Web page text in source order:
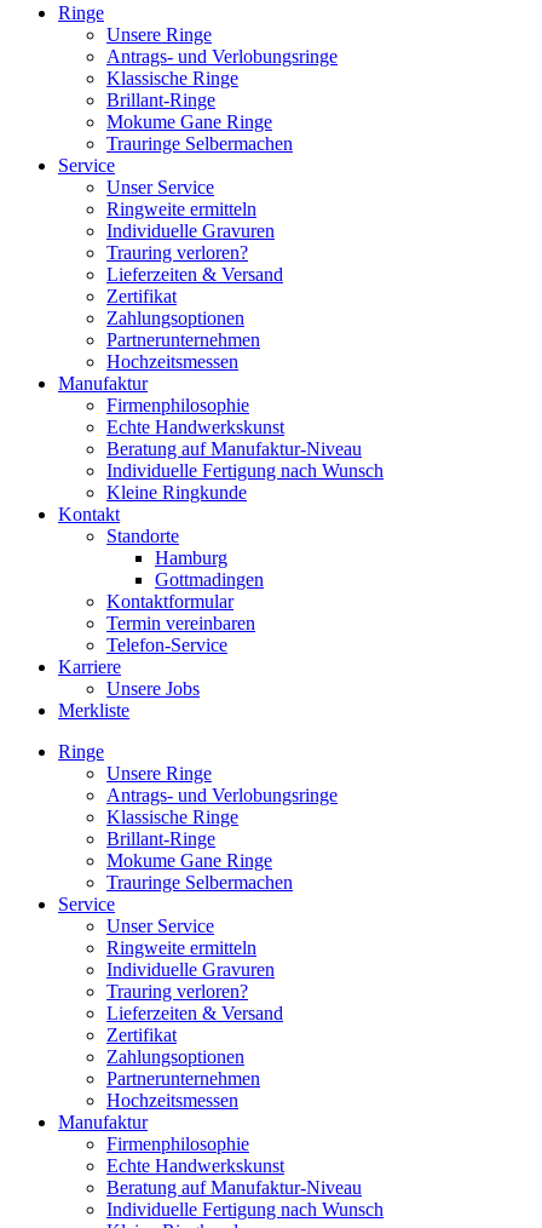
Ringe
Unsere Ringe
Antrags- und Verlobungsringe
Klassische Ringe
Brillant-Ringe
Mokume Gane Ringe
Trauringe Selbermachen
Service
Unser Service
Ringweite ermitteln
Individuelle Gravuren
Trauring verloren?
Lieferzeiten & Versand
Zertifikat
Zahlungsoptionen
Partnerunternehmen
Hochzeitsmessen
Manufaktur
Firmenphilosophie
Echte Handwerkskunst
Beratung auf Manufaktur-Niveau
Individuelle Fertigung nach Wunsch
Kleine Ringkunde
Kontakt
Standorte
Hamburg
Gottmadingen
Kontaktformular
Termin vereinbaren
Telefon-Service
Karriere
Unsere Jobs
Merkliste
Ringe
Unsere Ringe
Antrags- und Verlobungsringe
Klassische Ringe
Brillant-Ringe
Mokume Gane Ringe
Trauringe Selbermachen
Service
Unser Service
Ringweite ermitteln
Individuelle Gravuren
Trauring verloren?
Lieferzeiten & Versand
Zertifikat
Zahlungsoptionen
Partnerunternehmen
Hochzeitsmessen
Manufaktur
Firmenphilosophie
Echte Handwerkskunst
Beratung auf Manufaktur-Niveau
Individuelle Fertigung nach Wunsch